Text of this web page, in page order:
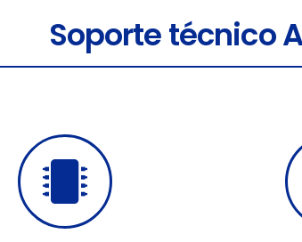
Soporte técnico